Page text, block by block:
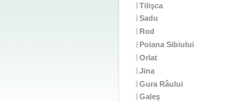
Tilişca
Sadu
Rod
Poiana Sibiului
Orlat
Jina
Gura Râului
Galeş